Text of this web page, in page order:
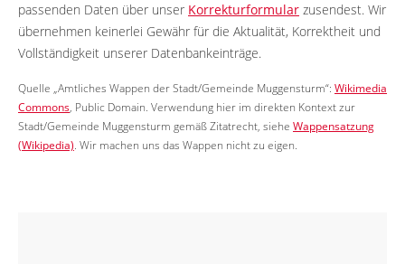
passenden Daten über unser Korrekturformular zusendest. Wir
übernehmen keinerlei Gewähr für die Aktualität, Korrektheit und
Vollständigkeit unserer Datenbankeinträge.
Quelle „Amtliches Wappen der Stadt/Gemeinde Muggensturm“: Wikimedia
Commons, Public Domain. Verwendung hier im direkten Kontext zur
Stadt/Gemeinde Muggensturm gemäß Zitatrecht, siehe Wappensatzung
(Wikipedia). Wir machen uns das Wappen nicht zu eigen.